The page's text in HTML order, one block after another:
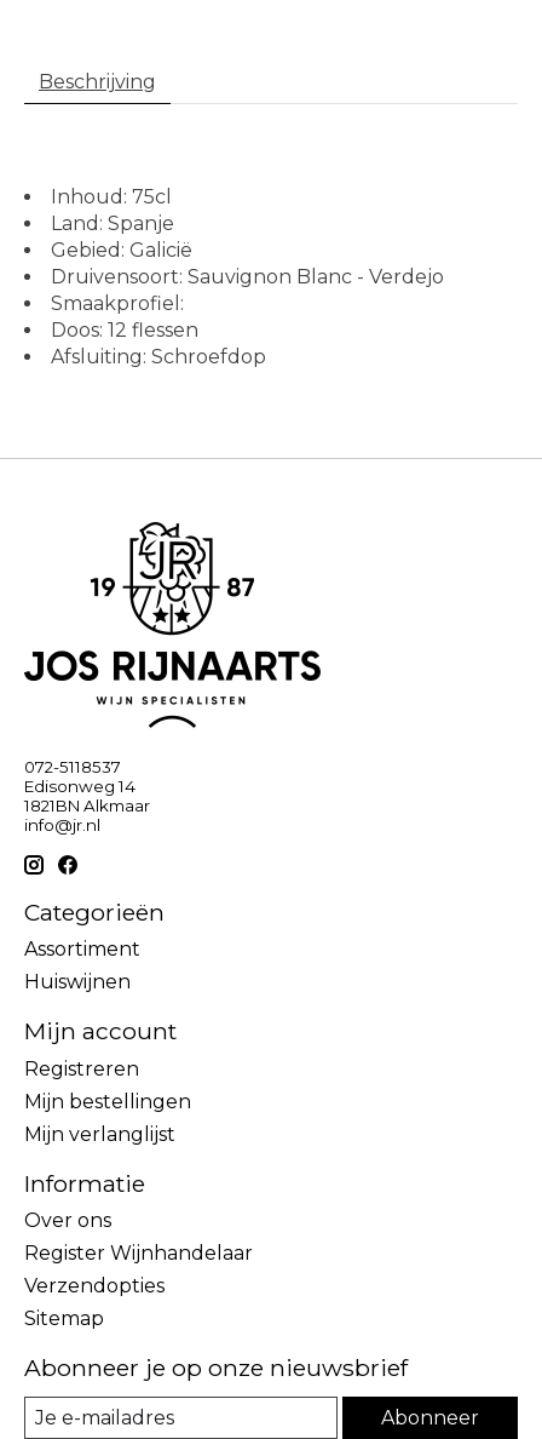
Beschrijving
Inhoud: 75cl
Land: Spanje
Gebied: Galicië
Druivensoort: Sauvignon Blanc - Verdejo
Smaakprofiel:
Doos: 12 flessen
Afsluiting: Schroefdop
072-5118537
Edisonweg 14
1821BN Alkmaar
info@jr.nl
Categorieën
Assortiment
Huiswijnen
Mijn account
Registreren
Mijn bestellingen
Mijn verlanglijst
Informatie
Over ons
Register Wijnhandelaar
Verzendopties
Sitemap
Abonneer je op onze nieuwsbrief
Abonneer